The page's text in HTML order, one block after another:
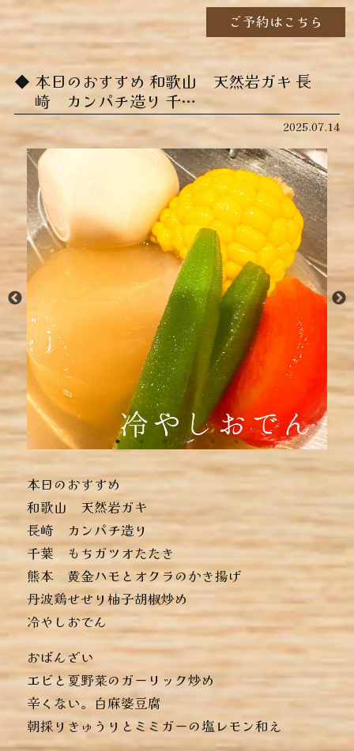
ご予約はこちら
本日のおすすめ ︎和歌山 天然岩ガキ ︎長
崎 カンパチ造り ︎千…
2025.07.14
本日のおすすめ
︎和歌山 天然岩ガキ
︎長崎 カンパチ造り
︎千葉 もちガツオたたき
︎熊本 黄金ハモとオクラのかき揚げ
︎丹波鶏せせり柚子胡椒炒め
︎冷やしおでん
おばんざい
︎エビと夏野菜のガーリック炒め
︎辛くない。白麻婆豆腐
︎朝採りきゅうりとミミガーの塩レモン和え